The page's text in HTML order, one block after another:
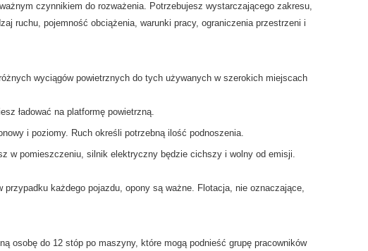
czynnikiem do rozważenia. Potrzebujesz wystarczającego zakresu,
ruchu, pojemność obciążenia, warunki pracy, ograniczenia przestrzeni i
wyciągów powietrznych do tych używanych w szerokich miejscach
ładować na platformę powietrzną.
i poziomy. Ruch określi potrzebną ilość podnoszenia.
w pomieszczeniu, silnik elektryczny będzie cichszy i wolny od emisji.
każdego pojazdu, opony są ważne. Flotacja, nie oznaczające,
osobę do 12 stóp po maszyny, które mogą podnieść grupę pracowników